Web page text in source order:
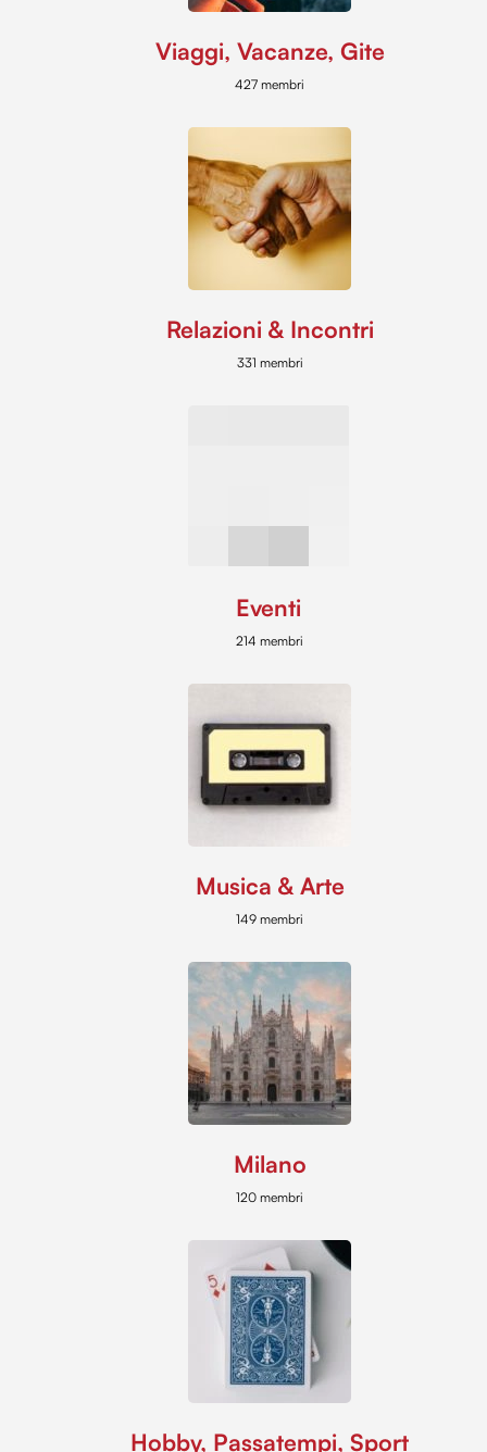
Viaggi, Vacanze, Gite
427 membri
Relazioni & Incontri
331 membri
Eventi
214 membri
Musica & Arte
149 membri
Milano
120 membri
Hobby, Passatempi, Sport